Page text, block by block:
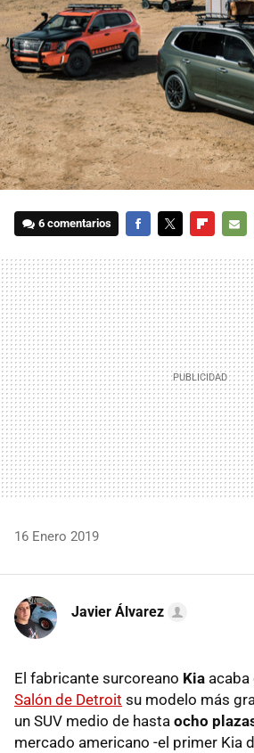
6 comentarios
MAIL
16 Enero 2019
Javier Álvarez
El fabricante surcoreano Kia acaba
Salón de Detroit su modelo más
un SUV medio de hasta ocho
mercado americano -el primer Kia